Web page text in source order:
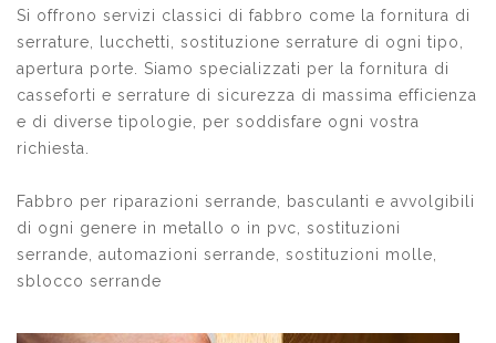
Si offrono servizi classici di fabbro come la fornitura di
serrature, lucchetti, sostituzione serrature di ogni tipo,
apertura porte. Siamo specializzati per la fornitura di
casseforti e serrature di sicurezza di massima efficienza
e di diverse tipologie, per soddisfare ogni vostra
richiesta.
Fabbro per riparazioni serrande, basculanti e avvolgibili
di ogni genere in metallo o in pvc, sostituzioni
serrande, automazioni serrande, sostituzioni molle,
sblocco serrande